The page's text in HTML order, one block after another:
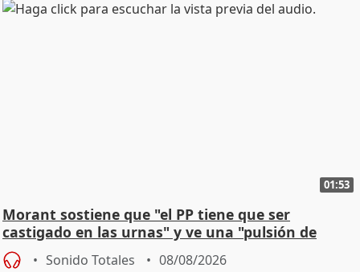
01:53
Morant sostiene que "el PP tiene que ser
castigado en las urnas" y ve una "pulsión de
cambio"
Sonido Totales 08/08/2026